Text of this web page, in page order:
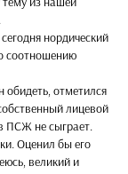
нордический
соотношению
отметился
лицевой
ПСЖ не сыграет.
Оценил бы его
великий и